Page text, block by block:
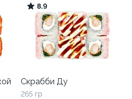
8.9
Скрабби Ду
265 гр